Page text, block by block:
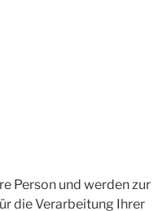
Person und werden zur
die Verarbeitung Ihrer